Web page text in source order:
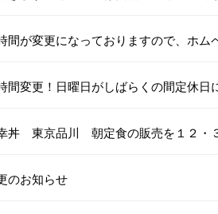
間が変更になっておりますので、ホム
間変更！日曜日がしばらくの間定休日
東京品川 朝定食の販売を１２・３
のお知らせ